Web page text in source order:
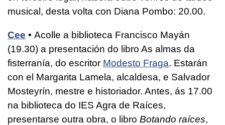
musical, desta volta con Diana Pombo: 20.00.
Cee • Acolle a biblioteca Francisco Mayán
(19.30) a presentación do libro As almas da
fisterranía, do escritor Modesto Fraga. Estarán
con el Margarita Lamela, alcaldesa, e Salvador
Mosteyrín, mestre e historiador. Antes, ás 17.00
na biblioteca do IES Agra de Raíces,
presentarse outra obra, o libro Botando raíces,